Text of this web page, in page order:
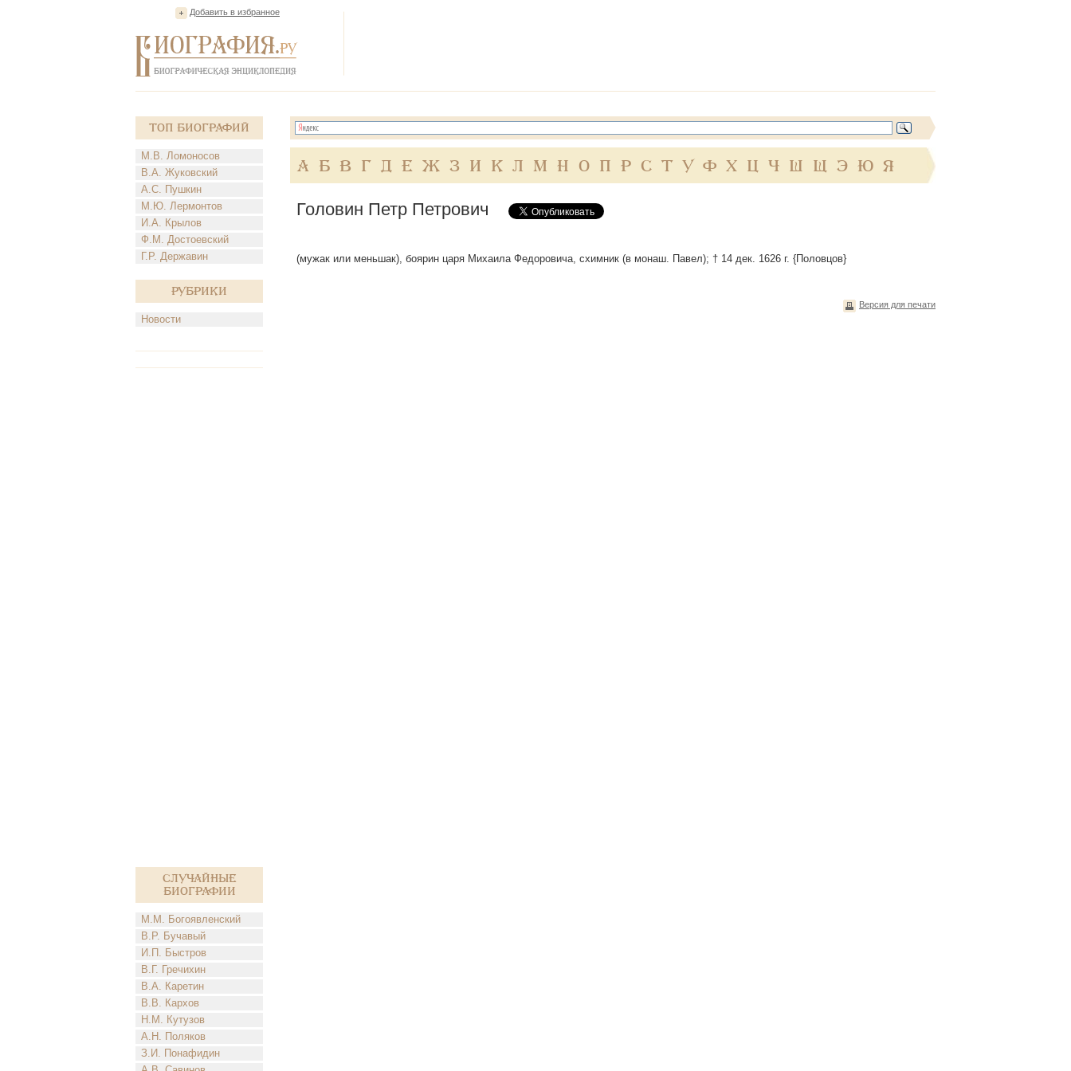
Добавить в избранное
Топ Биографий
М.В. Ломоносов
В.А. Жуковский
А.С. Пушкин
М.Ю. Лермонтов
И.А. Крылов
Ф.М. Достоевский
Г.Р. Державин
Рубрики
Новости
Случайные
биографии
М.М. Богоявленский
В.Р. Бучавый
И.П. Быстров
В.Г. Гречихин
В.А. Каретин
В.В. Кархов
Н.М. Кутузов
А.Н. Поляков
З.И. Понафидин
А Б В Г Д Е Ж З И К Л М Н О П Р С Т У Ф Х Ц Ч Ш Щ Э Ю Я
Головин Петр Петрович
(мужак или меньшак), боярин царя Михаила Федоровича, схимник (в монаш. Павел); † 14 дек. 1626 г. {Половцов}
Версия для печати